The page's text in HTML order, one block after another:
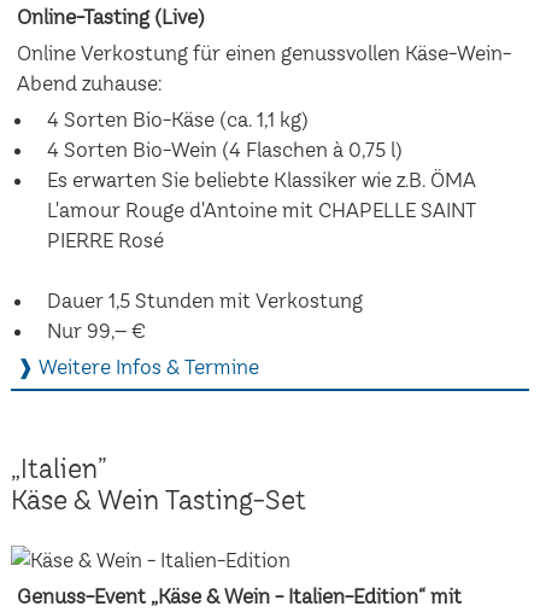
Online-Tasting (Live)
Online Verkostung für einen genussvollen Käse-Wein-
Abend zuhause:
4 Sorten Bio-Käse (ca. 1,1 kg)
4 Sorten Bio-Wein (4 Flaschen à 0,75 l)
Es erwarten Sie beliebte Klassiker wie z.B. ÖMA
L'amour Rouge d'Antoine mit CHAPELLE SAINT
PIERRE Rosé
Dauer 1,5 Stunden mit Verkostung
Nur 99,– €
❱ Weitere Infos & Termine
„Italien”
Käse & Wein Tasting-Set
Genuss-Event „Käse & Wein - Italien-Edition“ mit